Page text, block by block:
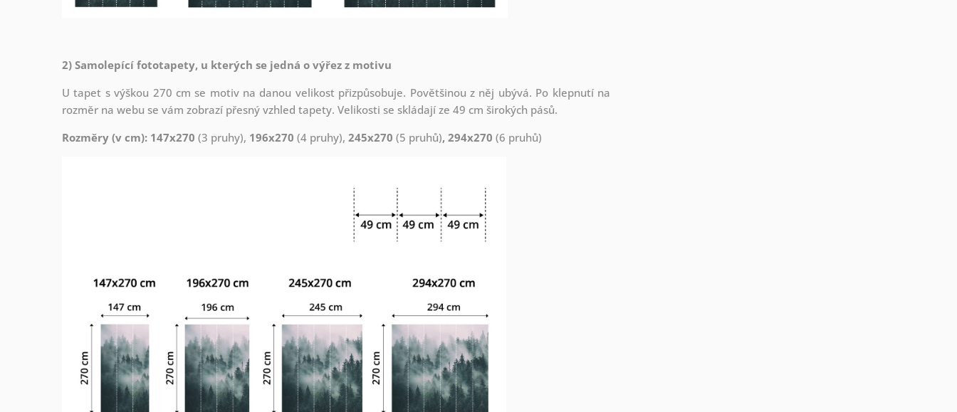
2) Samolepící fototapety, u kterých se jedná o výřez z motivu
U tapet s výškou 270 cm se motiv na danou velikost přizpůsobuje. Povětšinou z něj ubývá. Po klepnutí na
rozměr na webu se vám zobrazí přesný vzhled tapety. Velikosti se skládají ze 49 cm širokých pásů.
Rozměry (v cm): 147x270 (3 pruhy), 196x270 (4 pruhy), 245x270 (5 pruhů), 294x270 (6 pruhů)